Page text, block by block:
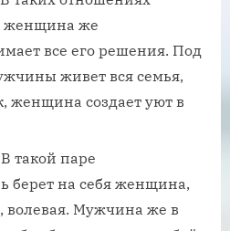
женщина же
все его решения. Под
живет вся семья,
женщина создает уют в
В такой паре
берет на себя женщина,
волевая. Мужчина же в